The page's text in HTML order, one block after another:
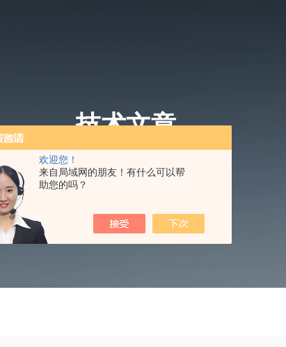
欢迎您！
来自局域网的朋友！有什么可以帮
助您的吗？
技术文章
TECHNICAL ARTICLES